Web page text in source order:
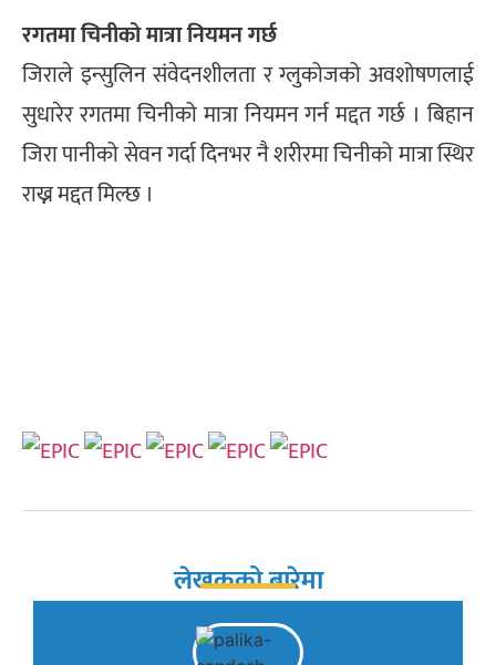
रगतमा चिनीको मात्रा नियमन गर्छ
जिराले इन्सुलिन संवेदनशीलता र ग्लुकोजको अवशोषणलाई
सुधारेर रगतमा चिनीको मात्रा नियमन गर्न मद्दत गर्छ । बिहान
जिरा पानीको सेवन गर्दा दिनभर नै शरीरमा चिनीको मात्रा स्थिर
राख्न मद्दत मिल्छ ।
लेखकको बारेमा